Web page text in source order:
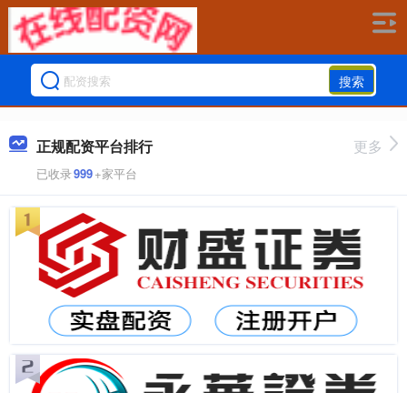
搜索
正规配资平台排行
已收录999+家平台
更多